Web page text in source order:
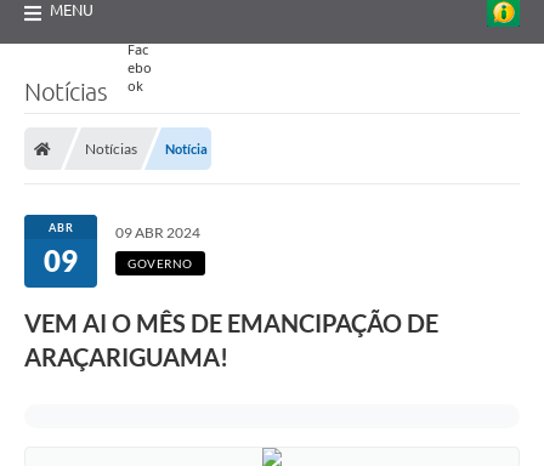
MENU
Notícias
Notícias Notícia
ABR
09
09 ABR 2024
GOVERNO
VEM AI O MÊS DE EMANCIPAÇÃO DE
ARAÇARIGUAMA!